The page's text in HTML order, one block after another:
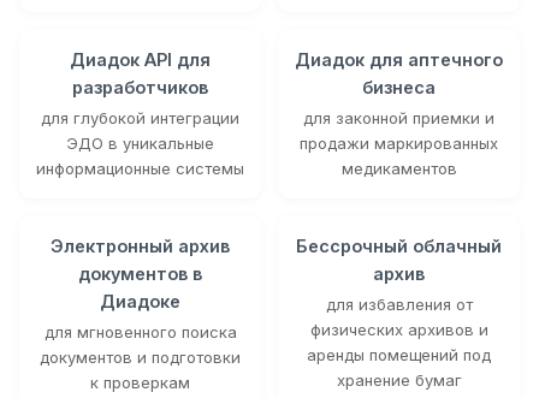
Диадок API для
разработчиков
для глубокой интеграции
ЭДО в уникальные
информационные системы
Диадок для аптечного
бизнеса
для законной приемки и
продажи маркированных
медикаментов
Электронный архив
документов в
Диадоке
для мгновенного поиска
документов и подготовки
к проверкам
Бессрочный облачный
архив
для избавления от
физических архивов и
аренды помещений под
хранение бумаг